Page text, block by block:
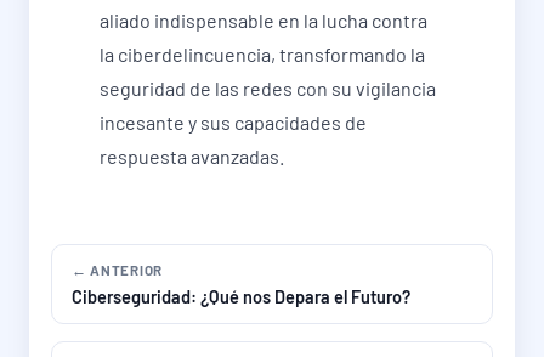
aliado indispensable en la lucha contra
la ciberdelincuencia, transformando la
seguridad de las redes con su vigilancia
incesante y sus capacidades de
respuesta avanzadas.
← ANTERIOR
Ciberseguridad: ¿Qué nos Depara el Futuro?